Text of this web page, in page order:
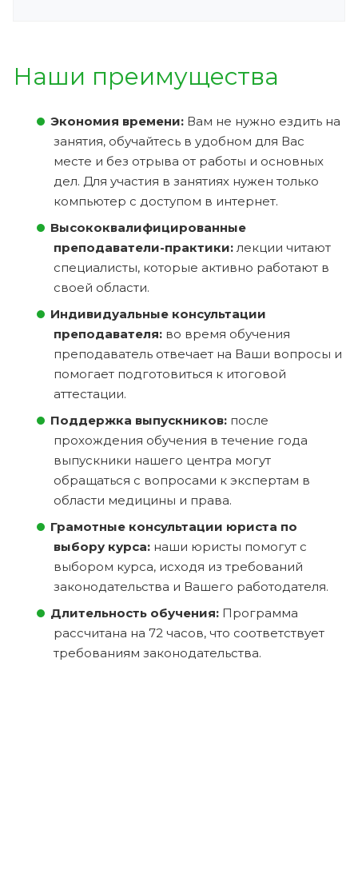
Наши преимущества
Экономия времени: Вам не нужно ездить на
занятия, обучайтесь в удобном для Вас
месте и без отрыва от работы и основных
дел. Для участия в занятиях нужен только
компьютер с доступом в интернет.
Высококвалифицированные
преподаватели-практики: лекции читают
специалисты, которые активно работают в
своей области.
Индивидуальные консультации
преподавателя: во время обучения
преподаватель отвечает на Ваши вопросы и
помогает подготовиться к итоговой
аттестации.
Поддержка выпускников: после
прохождения обучения в течение года
выпускники нашего центра могут
обращаться с вопросами к экспертам в
области медицины и права.
Грамотные консультации юриста по
выбору курса: наши юристы помогут с
выбором курса, исходя из требований
законодательства и Вашего работодателя.
Длительность обучения: Программа
рассчитана на 72 часов, что соответствует
требованиям законодательства.